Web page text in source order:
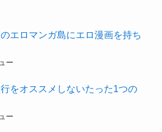
エロマンガ島にエロ漫画を持ち
ー
をオススメしないたった1つの
ー